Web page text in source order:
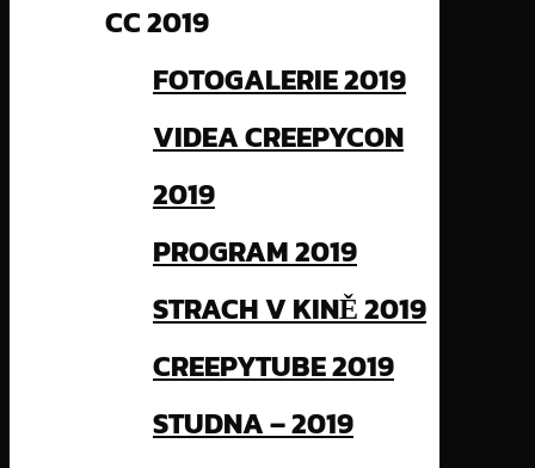
CC 2019
FOTOGALERIE 2019
VIDEA CREEPYCON
2019
PROGRAM 2019
STRACH V KINĚ 2019
CREEPYTUBE 2019
STUDNA – 2019